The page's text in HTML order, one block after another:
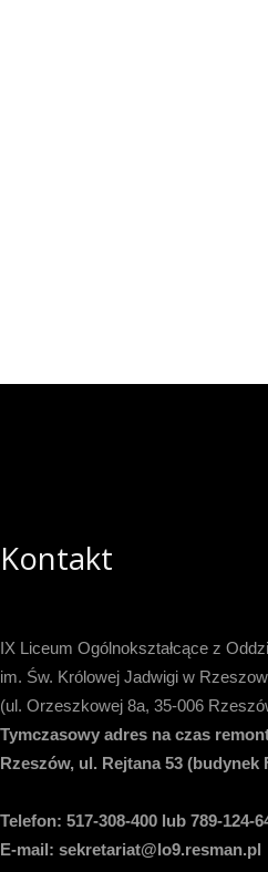
Kontakt
IX Liceum Ogólnokształcące z
im. Św. Królowej Jadwigi w
(ul. Orzeszkowej 8a, 35-006
Tymczasowy adres na czas
Rzeszów, ul. Rejtana 53 (budynek
Telefon: 517-308-400 lub 789-124-
E-mail: sekretariat@lo9.resman.pl